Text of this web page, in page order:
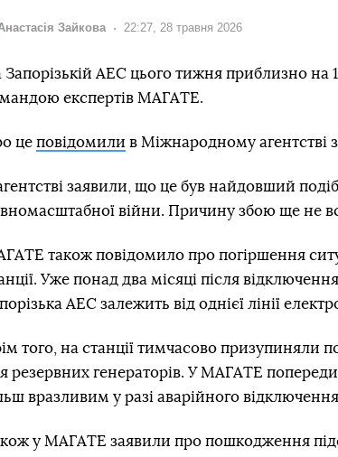
Зайкова Дата:
22:27, 28 травня 2026
Запорізькій АЕС цього тижня приблизно на
експертів МАГАТЕ.
це повідомили в Міжнародному агентстві з
заявили, що це був найдовший
війни. Причину збою ще не
також повідомило про погіршення
Уже понад два місяці після
АЕС залежить від однієї лінії
того, на станції тимчасово призупиняли
резервних генераторів. У МАГАТЕ
вразливим у разі аварійного відключення
у МАГАТЕ заявили про пошкодження